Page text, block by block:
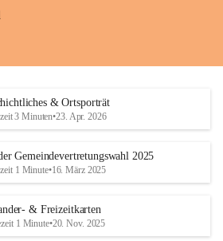
& Ortsporträt
3 Minuten•23. Apr. 2026
Gemeindevertretungswahl 2025
1 Minute•16. März 2025
& Freizeitkarten
1 Minute•20. Nov. 2025